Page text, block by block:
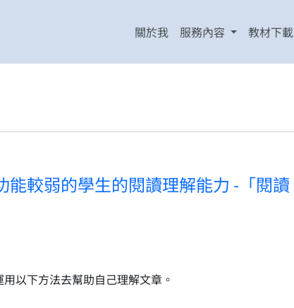
關於我 服務內容 教材下載
能較弱的學生的閱讀理解能力 -「閱讀
以下方法去幫助自己理解文章。